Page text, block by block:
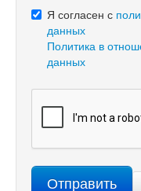
Я согласен с
данных
Политика в
данных
Отправить